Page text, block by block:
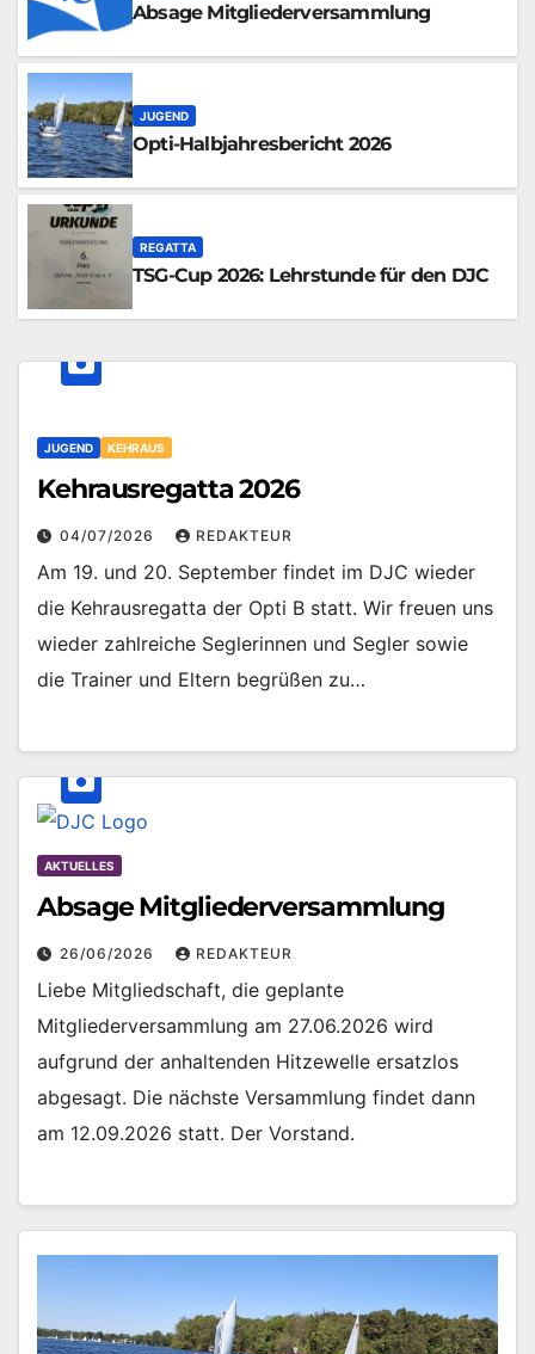
Absage Mitgliederversammlung
JUGEND
Opti-Halbjahresbericht 2026
REGATTA
TSG-Cup 2026: Lehrstunde für den DJC
JUGEND KEHRAUS
Kehrausregatta 2026
04/07/2026 REDAKTEUR
Am 19. und 20. September findet im DJC wieder
die Kehrausregatta der Opti B statt. Wir freuen uns
wieder zahlreiche Seglerinnen und Segler sowie
die Trainer und Eltern begrüßen zu…
AKTUELLES
Absage Mitgliederversammlung
26/06/2026 REDAKTEUR
Liebe Mitgliedschaft, die geplante
Mitgliederversammlung am 27.06.2026 wird
aufgrund der anhaltenden Hitzewelle ersatzlos
abgesagt. Die nächste Versammlung findet dann
am 12.09.2026 statt. Der Vorstand.